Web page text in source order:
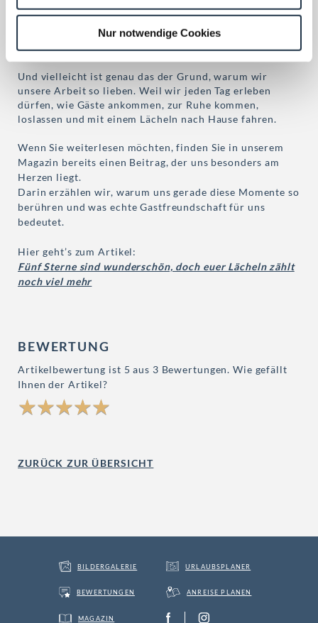
l
Nur notwendige Cookies
Nicht, weil alles perfekt ist. Wir sind ja realistisch, und
man sollte sich nichts vormachen.Aber dieser
Augenblick gehört Ihnen. Und wenn Sie ihn bewusst
spüren, wird er richtig wertvoll. Schön, oder?
Und vielleicht ist genau das der Grund, warum wir
unsere Arbeit so lieben. Weil wir jeden Tag erleben
dürfen, wie Gäste ankommen, zur Ruhe kommen,
loslassen und mit einem Lächeln nach Hause fahren.
Wenn Sie weiterlesen möchten, finden Sie in unserem
Magazin bereits einen Beitrag, der uns besonders am
Herzen liegt.
Darin erzählen wir, warum uns gerade diese Momente so
berühren und was echte Gastfreundschaft für uns
bedeutet.
Hier geht’s zum Artikel:
Fünf Sterne sind wunderschön, doch euer Lächeln zählt
noch viel mehr
BEWERTUNG
Artikelbewertung ist 5 aus 3 Bewertungen. Wie gefällt
Ihnen der Artikel?
ZURÜCK ZUR ÜBERSICHT
BILDERGALERIE URLAUBSPLANER
BEWERTUNGEN ANREISE PLANEN
MAGAZIN